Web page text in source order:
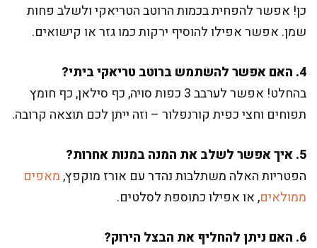
כן! אפשר להפחית בכמות הרוטב הטריאקי ולשלב פחות
שמן. אפשר אפילו להוסיף ירקות כמו גזר או קישואים.
4. האם אפשר להשתמש ברוטב טריאקי ביתי?
בהחלט! אפשר לערבב 3 כפות סויה, כף סילאן, כף חומץ
תפוחים וחצי כפית קורנפלור – וזה ייתן לכם תוצאה קרובה.
5. איך אפשר לשלב את המנה במנות אחרות?
הפטריות האלה משתלבות נהדר עם אורז מוקפץ,מאפים
ממולאים, או אפילו כתוספת לסלטים.
6. האם ניתן להחליף את הבצל הירוק?